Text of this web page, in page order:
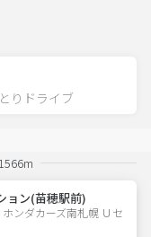
りドライブ
1566m
ョン(苗穂駅前)
ンダカーズ南札幌 Ｕセ